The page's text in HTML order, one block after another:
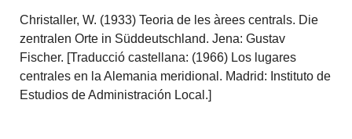
Christaller, W. (1933) Teoria de les àrees centrals. Die
zentralen Orte in Süddeutschland. Jena: Gustav
Fischer. [Traducció castellana: (1966) Los lugares
centrales en la Alemania meridional. Madrid: Instituto de
Estudios de Administración Local.]